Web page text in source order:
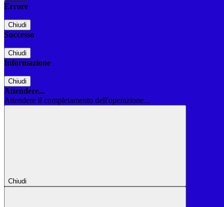
Errore
Chiudi
Successo
Chiudi
Informazione
Chiudi
Attendere...
Attendere il completamento dell'operazione...
Chiudi